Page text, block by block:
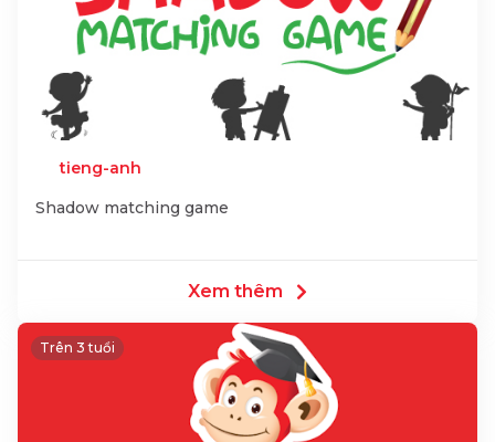
tieng-anh
Shadow matching game
Xem thêm
Trên 3 tuổi